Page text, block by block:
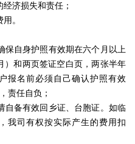
济损失和责任；
。
保自身护照有效期在六个月以上
）和两页签证空白页，两张半年
报名前必须自己确认护照有效
责任自负；
自备有效回乡证、台胞证。如临
我司有权按实际产生的费用扣